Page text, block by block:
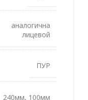
аналогична
лицевой
ПУР
240мм, 100мм